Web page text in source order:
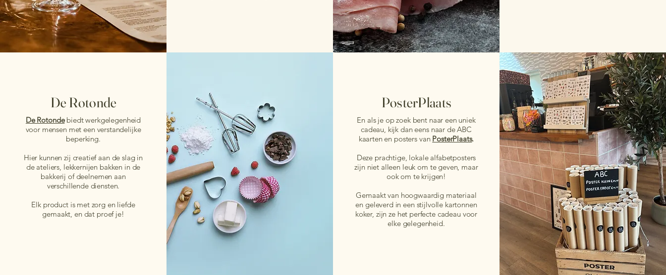
De Rotonde
De Rotonde biedt werkgelegenheid
voor mensen met een verstandelijke
beperking.
Hier kunnen zij creatief aan de slag in
de ateliers, lekkernijen bakken in de
bakkerij of deelnemen aan
verschillende diensten.
Elk product is met zorg en liefde
gemaakt, en dat proef je!
PosterPlaats
En als je op zoek bent naar een uniek
cadeau, kijk dan eens naar de ABC
kaarten en posters van PosterPlaats.
Deze prachtige, lokale alfabetposters
zijn niet alleen leuk om te geven, maar
ook om te krijgen!
Gemaakt van hoogwaardig materiaal
en geleverd in een stijlvolle kartonnen
koker, zijn ze het perfecte cadeau voor
elke gelegenheid.